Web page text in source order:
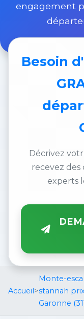
engagement
Besoin
Décrivez
recevez des
experts
Accueil >
Monte-
stannah
Garonne